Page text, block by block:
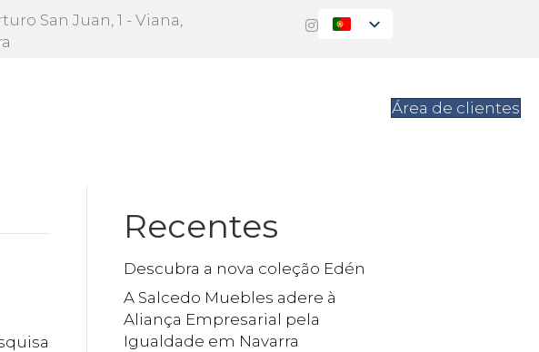
San Juan, 1 - Viana,
Área de clientes
Recentes
Descubra a nova coleção Edén
A Salcedo Muebles adere à
Aliança Empresarial pela
Igualdade em Navarra